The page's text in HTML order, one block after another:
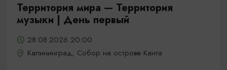
Территория мира — Территория
музыки | День первый
28.08.2026 20:00
Калининград, Собор на острове Канта